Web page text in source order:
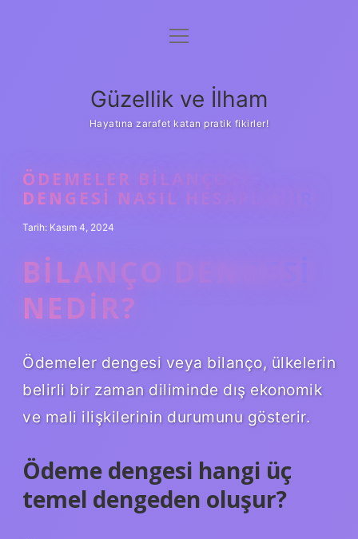
Anasayfa
Yasal Uyarı
menüyü
Güzellik ve İlham
Hayatına zarafet katan pratik fikirler!
ÖDEMELER BILANÇOSU
DENGESI NASIL HESAPLANIR
Tarih: Kasım 4, 2024
BILANÇO DENGESI
NEDIR?
Ödemeler dengesi veya bilanço, ülkelerin
belirli bir zaman diliminde dış ekonomik
ve mali ilişkilerinin durumunu gösterir.
Ödeme dengesi hangi üç
temel dengeden oluşur?